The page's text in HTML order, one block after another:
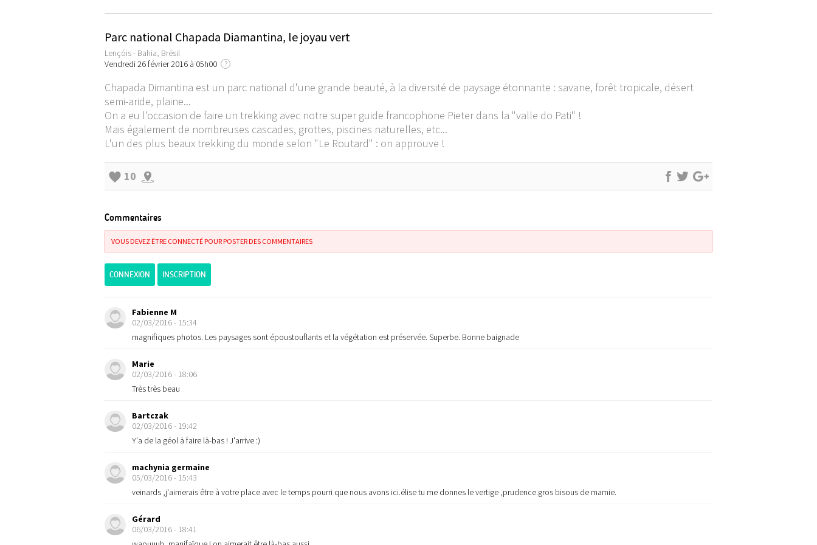
Parc national Chapada Diamantina, le joyau vert
Lençóis - Bahia, Brésil
Vendredi 26 février 2016 à 05h00
?
Chapada Dimantina est un parc national d'une grande beauté, à la diversité de paysage étonnante : savane, forêt tropicale, désert
semi-aride, plaine...
On a eu l'occasion de faire un trekking avec notre super guide francophone Pieter dans la "valle do Pati" !
Mais également de nombreuses cascades, grottes, piscines naturelles, etc...
L'un des plus beaux trekking du monde selon "Le Routard" : on approuve !
10
Commentaires
VOUS DEVEZ ÊTRE CONNECTÉ POUR POSTER DES COMMENTAIRES
CONNEXION INSCRIPTION
Fabienne M
02/03/2016 - 15:34
magnifiques photos. Les paysages sont époustouflants et la végétation est préservée. Superbe. Bonne baignade
Marie
02/03/2016 - 18:06
Très très beau
Bartczak
02/03/2016 - 19:42
Y'a de la géol à faire là-bas ! J'arrive :)
machynia germaine
05/03/2016 - 15:43
veinards ,j'aimerais être à votre place avec le temps pourri que nous avons ici.élise tu me donnes le vertige ,prudence.gros bisous de mamie.
Gérard
06/03/2016 - 18:41